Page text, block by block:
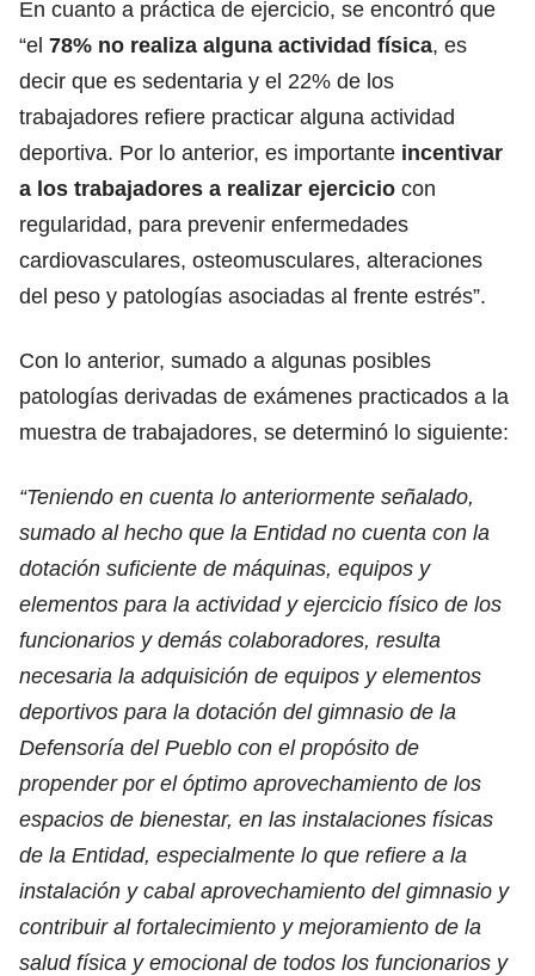
En cuanto a práctica de ejercicio, se encontró que
“el 78% no realiza alguna actividad física, es
decir que es sedentaria y el 22% de los
trabajadores refiere practicar alguna actividad
deportiva. Por lo anterior, es importante incentivar
a los trabajadores a realizar ejercicio con
regularidad, para prevenir enfermedades
cardiovasculares, osteomusculares, alteraciones
del peso y patologías asociadas al frente estrés”.
Con lo anterior, sumado a algunas posibles
patologías derivadas de exámenes practicados a la
muestra de trabajadores, se determinó lo siguiente:
“Teniendo en cuenta lo anteriormente señalado,
sumado al hecho que la Entidad no cuenta con la
dotación suficiente de máquinas, equipos y
elementos para la actividad y ejercicio físico de los
funcionarios y demás colaboradores, resulta
necesaria la adquisición de equipos y elementos
deportivos para la dotación del gimnasio de la
Defensoría del Pueblo con el propósito de
propender por el óptimo aprovechamiento de los
espacios de bienestar, en las instalaciones físicas
de la Entidad, especialmente lo que refiere a la
instalación y cabal aprovechamiento del gimnasio y
contribuir al fortalecimiento y mejoramiento de la
salud física y emocional de todos los funcionarios y